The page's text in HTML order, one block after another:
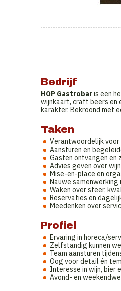
Bedrijf
HOP Gastrobaris een
wijnkaart, craft beers en
karakter. Bekroond met
Taken
Verantwoordelijk
Aansturen en
Gasten ontvangen en
Advies geven over
Mise-en-place en
Nauwe samenwerking
Waken over sfeer,
Reservaties en
Meedenken over
Profiel
Ervaring in horeca/
Zelfstandig kunnen
Team aansturen
Oog voor detail én
Interesse in wijn, bier
Avond- en